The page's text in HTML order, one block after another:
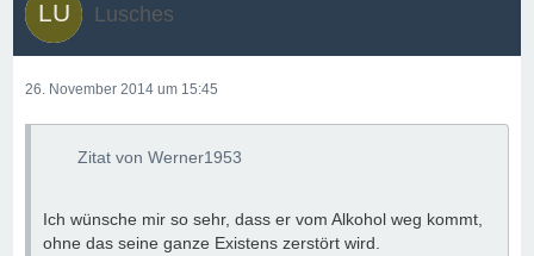
Lusches
26. November 2014 um 15:45
Zitat von Werner1953
Ich wünsche mir so sehr, dass er vom Alkohol weg kommt,
ohne das seine ganze Existens zerstört wird.